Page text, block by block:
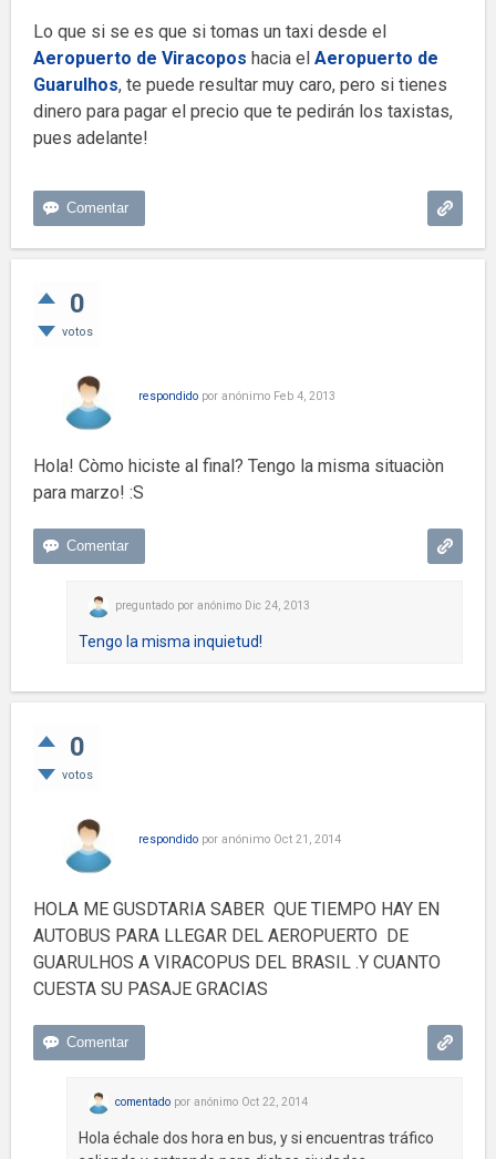
Lo que si se es que si tomas un taxi desde el
Aeropuerto de Viracopos hacia el Aeropuerto de
Guarulhos, te puede resultar muy caro, pero si tienes
dinero para pagar el precio que te pedirán los taxistas,
pues adelante!
0
votos
respondido por anónimo Feb 4, 2013
Hola! Còmo hiciste al final? Tengo la misma situaciòn
para marzo! :S
preguntado por anónimo Dic 24, 2013
Tengo la misma inquietud!
0
votos
respondido por anónimo Oct 21, 2014
HOLA ME GUSDTARIA SABER QUE TIEMPO HAY EN
AUTOBUS PARA LLEGAR DEL AEROPUERTO DE
GUARULHOS A VIRACOPUS DEL BRASIL .Y CUANTO
CUESTA SU PASAJE GRACIAS
comentado por anónimo Oct 22, 2014
Hola échale dos hora en bus, y si encuentras tráfico